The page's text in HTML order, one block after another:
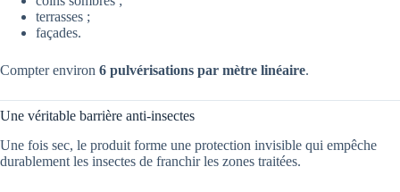
terrasses ;
façades.
Compter environ 6 pulvérisations par mètre linéaire.
Une véritable barrière anti-insectes
Une fois sec, le produit forme une protection invisible qui empêche
durablement les insectes de franchir les zones traitées.